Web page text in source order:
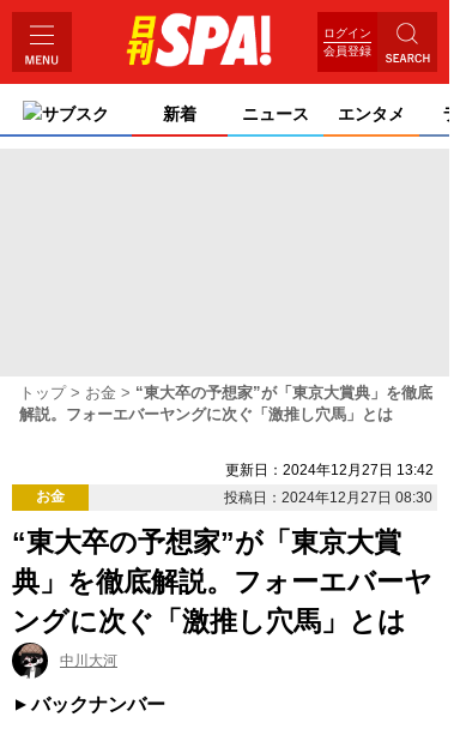
ログイン
会員登録
サブスク 新着 ニュース エンタメ
トップ お金
“東大卒の予想家”が「東京大賞典」を徹底
解説。フォーエバーヤングに次ぐ「激推し穴馬」とは
更新日：2024年12月27日 13:42
お金
投稿日：2024年12月27日 08:30
“東大卒の予想家”が「東京大賞
典」を徹底解説。フォーエバーヤ
ングに次ぐ「激推し穴馬」とは
中川大河
バックナンバー